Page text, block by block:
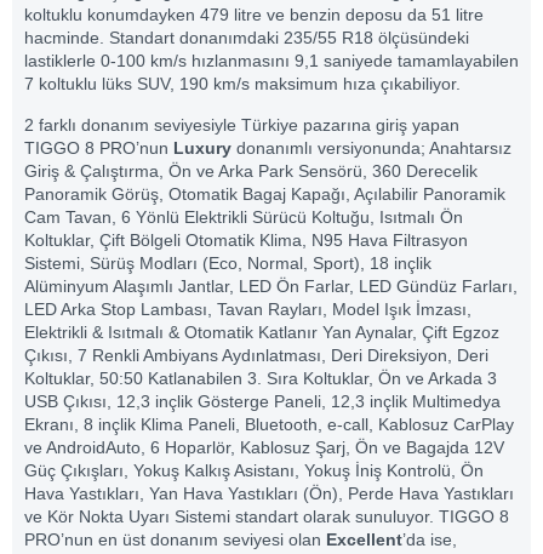
koltuklu konumdayken 479 litre ve benzin deposu da 51 litre
hacminde. Standart donanımdaki 235/55 R18 ölçüsündeki
lastiklerle 0-100 km/s hızlanmasını 9,1 saniyede tamamlayabilen
7 koltuklu lüks SUV, 190 km/s maksimum hıza çıkabiliyor.
2 farklı donanım seviyesiyle Türkiye pazarına giriş yapan
TIGGO 8 PRO’nun Luxury donanımlı versiyonunda; Anahtarsız
Giriş & Çalıştırma, Ön ve Arka Park Sensörü, 360 Derecelik
Panoramik Görüş, Otomatik Bagaj Kapağı, Açılabilir Panoramik
Cam Tavan, 6 Yönlü Elektrikli Sürücü Koltuğu, Isıtmalı Ön
Koltuklar, Çift Bölgeli Otomatik Klima, N95 Hava Filtrasyon
Sistemi, Sürüş Modları (Eco, Normal, Sport), 18 inçlik
Alüminyum Alaşımlı Jantlar, LED Ön Farlar, LED Gündüz Farları,
LED Arka Stop Lambası, Tavan Rayları, Model Işık İmzası,
Elektrikli & Isıtmalı & Otomatik Katlanır Yan Aynalar, Çift Egzoz
Çıkısı, 7 Renkli Ambiyans Aydınlatması, Deri Direksiyon, Deri
Koltuklar, 50:50 Katlanabilen 3. Sıra Koltuklar, Ön ve Arkada 3
USB Çıkısı, 12,3 inçlik Gösterge Paneli, 12,3 inçlik Multimedya
Ekranı, 8 inçlik Klima Paneli, Bluetooth, e-call, Kablosuz CarPlay
ve AndroidAuto, 6 Hoparlör, Kablosuz Şarj, Ön ve Bagajda 12V
Güç Çıkışları, Yokuş Kalkış Asistanı, Yokuş İniş Kontrolü, Ön
Hava Yastıkları, Yan Hava Yastıkları (Ön), Perde Hava Yastıkları
ve Kör Nokta Uyarı Sistemi standart olarak sunuluyor. TIGGO 8
PRO’nun en üst donanım seviyesi olan Excellent’da ise,